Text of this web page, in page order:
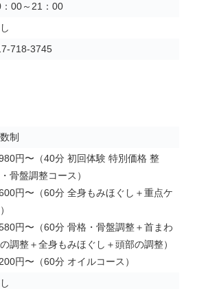
：00～21：00
718-3745
制
円〜（40分 初回体験 特別価格 整
骨盤調整コース）
円〜（60分 全身もみほぐし＋重点ケ
円〜（60分 骨格・骨盤調整＋首まわ
調整＋全身もみほぐし＋頭部の調整）
円〜（60分 オイルコース）